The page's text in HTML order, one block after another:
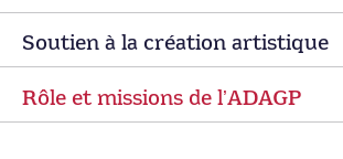
Soutien à la création artistique
Rôle et missions de lʼADAGP